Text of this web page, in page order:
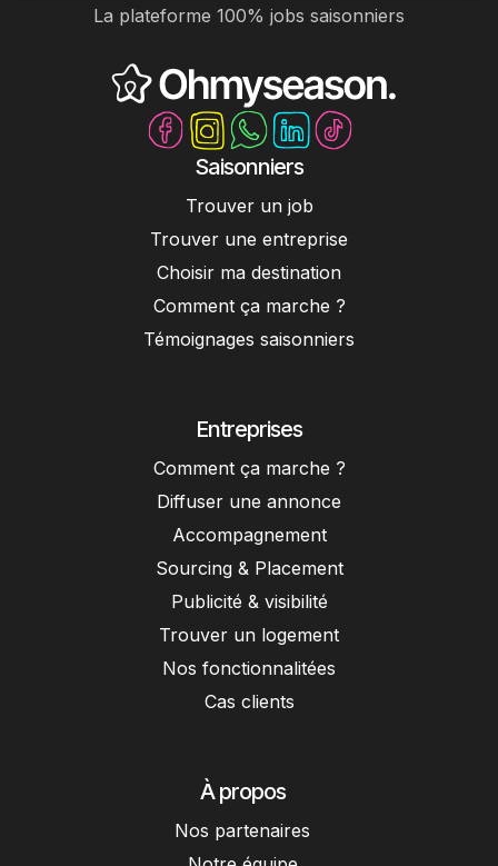
La plateforme 100% jobs saisonniers
Saisonniers
Trouver un job
Trouver une entreprise
Choisir ma destination
Comment ça marche ?
Témoignages saisonniers
Entreprises
Comment ça marche ?
Diffuser une annonce
Accompagnement
Sourcing & Placement
Publicité & visibilité
Trouver un logement
Nos fonctionnalitées
Cas clients
À propos
Nos partenaires